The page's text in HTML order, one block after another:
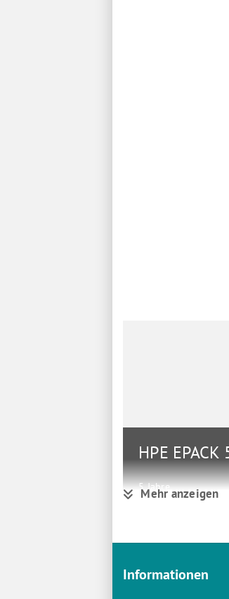
HPE
5 Jahre
Mehr anzeigen
Informationen